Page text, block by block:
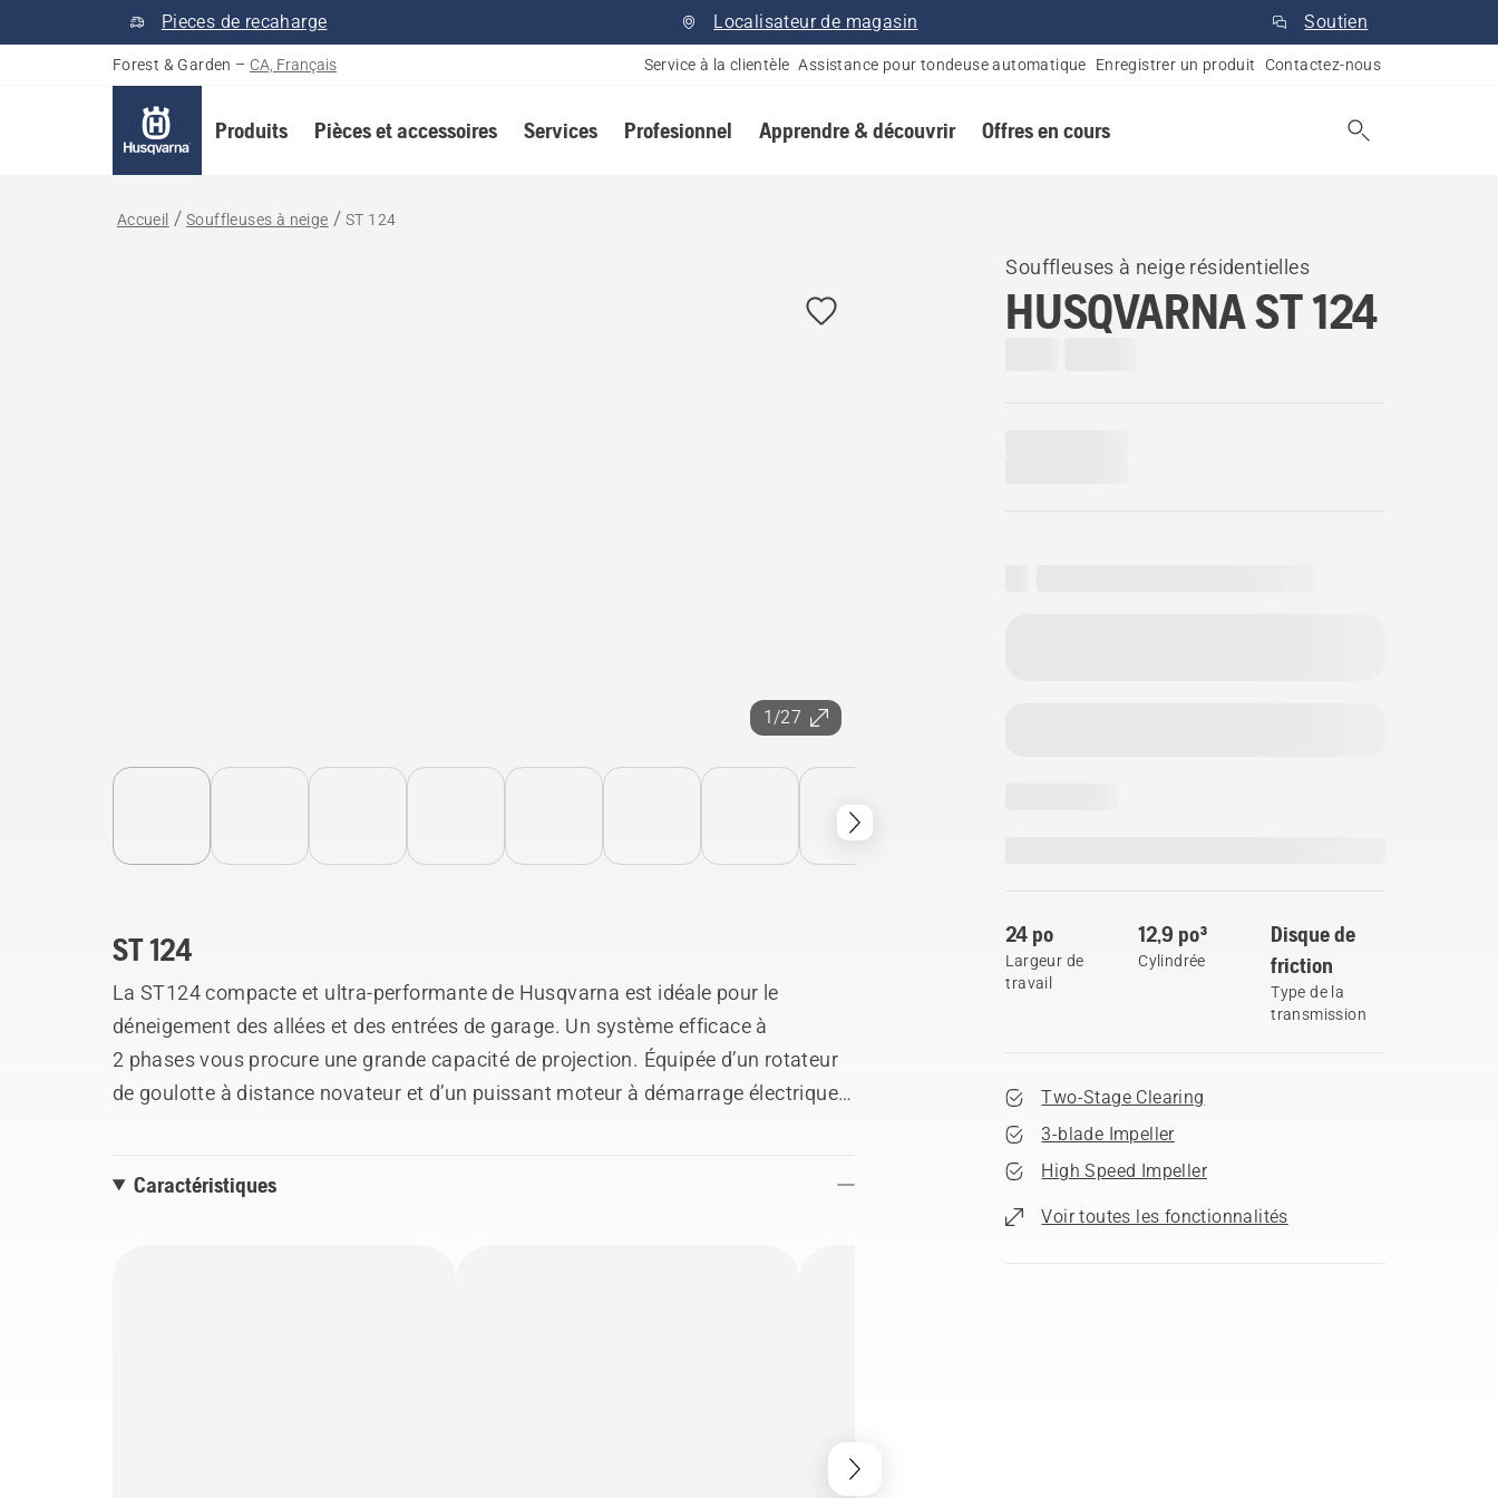
Pieces de recaharge Localisateur de magasin Soutien
Forest & Garden – CA, Français Service à la clientèle Assistance pour tondeuse automatique Enregistrer un produit Contactez-nous
Produits Pièces et accessoires Services Profesionnel Apprendre & découvrir Offres en cours
Accueil Souffleuses à neige ST 124
1/27
Souffleuses à neige résidentielles
HUSQVARNA ST 124
24 po
Largeur de
travail
12,9 po³
Cylindrée
Disque de
friction
Type de la
transmission
Two-Stage Clearing
3-blade Impeller
High Speed Impeller
Voir toutes les fonctionnalités
ST 124
La ST124 compacte et ultra-performante de Husqvarna est idéale pour le
déneigement des allées et des entrées de garage. Un système efficace à
2 phases vous procure une grande capacité de projection. Équipée d’un rotateur
de goulotte à distance novateur et d’un puissant moteur à démarrage électrique,
moyennes.
Caractéristiques